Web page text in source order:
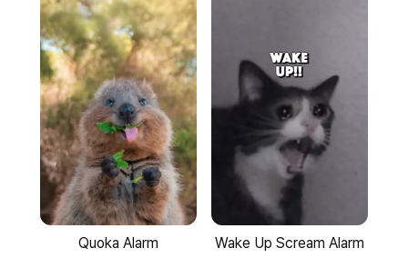
Quoka Alarm Wake Up Scream Alarm